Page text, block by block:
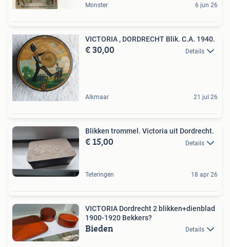
Monster 6 jun 26
VICTORIA , DORDRECHT Blik. C.A. 1940.
€ 30,00 Details
Alkmaar 21 jul 26
Blikken trommel. Victoria uit Dordrecht.
€ 15,00 Details
Teteringen 18 apr 26
VICTORIA Dordrecht 2 blikken+dienblad
1900-1920 Bekkers?
Bieden Details